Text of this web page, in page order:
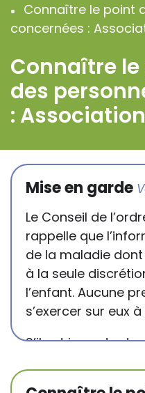
Connaître le point
concernées :
Connaître
des
:
Mise en garde
Le Conseil de
rappelle que
de la maladie
à la seule
l’enfant. Aucune
s’exercer sur eux
S’il est important